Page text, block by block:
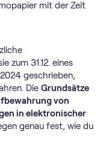
mit der Zeit
zum 31.12. eines
geschrieben,
Die Grundsätze
von
in elektronischer
genau fest, wie du